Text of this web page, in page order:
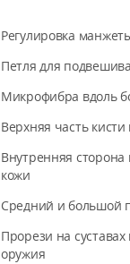
Регулировка
Петля для
Микрофибра вдоль
Верхняя часть
Внутренняя сторона
кожи
Средний и большой
Прорези на
оружия